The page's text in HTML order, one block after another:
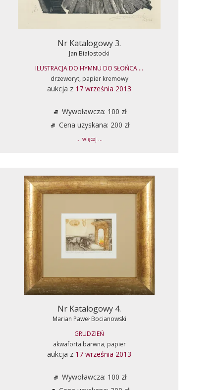
Nr Katalogowy 3.
Jan Białostocki
ILUSTRACJA DO HYMNU DO SŁOŃCA ...
drzeworyt, papier kremowy
aukcja z 17 września 2013
Wywoławcza: 100 zł
Cena uzyskana: 200 zł
... więcej ...
Nr Katalogowy 4.
Marian Paweł Bocianowski
GRUDZIEŃ
akwaforta barwna, papier
aukcja z 17 września 2013
Wywoławcza: 100 zł